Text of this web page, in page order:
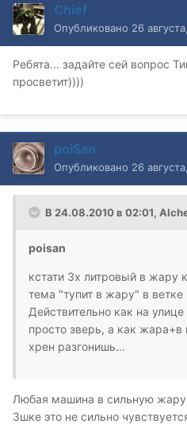
Chief
Опубликовано 26
Ребята... задайте сей вопрос
просветит))))
poi$an
Опубликовано 26
В 24.08.2010 в 02:01,
poisan
кстати 3х литровый в жару
тема "тупит в жару" в
Действительно как на
просто зверь, а как жара+в
хрен разгонишь...
Любая машина в сильную жару
3шке это не сильно